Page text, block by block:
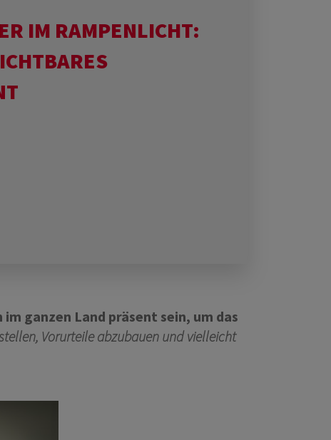
IM RAMPENLICHT:
ganzen Land präsent sein, um das
Vorurteile abzubauen und vielleicht